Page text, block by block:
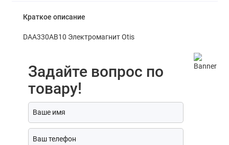
Краткое описание
DAA330AB10 Электромагнит Otis
Задайте вопрос по
товару!